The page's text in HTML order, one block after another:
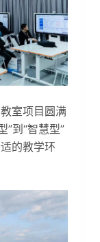
室项目圆满
”到“智慧型”
的教学环